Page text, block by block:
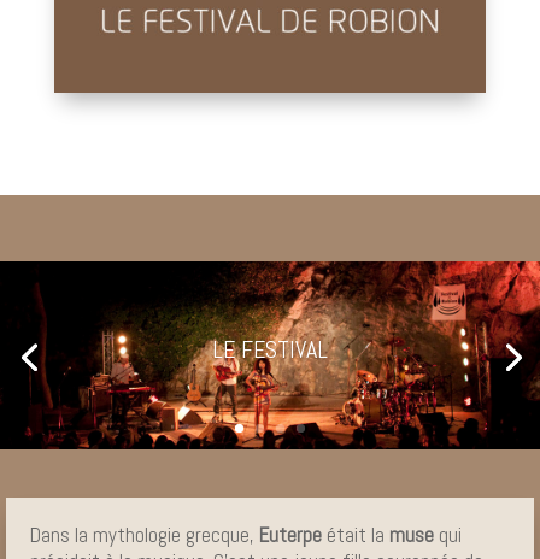
LE FESTIVAL
Dans la mythologie grecque, Euterpe était la muse qui